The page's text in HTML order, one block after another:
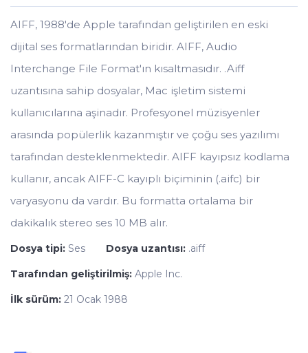
AIFF, 1988'de Apple tarafından geliştirilen en eski
dijital ses formatlarından biridir. AIFF, Audio
Interchange File Format'ın kısaltmasıdır. .Aiff
uzantısına sahip dosyalar, Mac işletim sistemi
kullanıcılarına aşinadır. Profesyonel müzisyenler
arasında popülerlik kazanmıştır ve çoğu ses yazılımı
tarafından desteklenmektedir. AIFF kayıpsız kodlama
kullanır, ancak AIFF-C kayıplı biçiminin (.aifc) bir
varyasyonu da vardır. Bu formatta ortalama bir
dakikalık stereo ses 10 MB alır.
Dosya tipi: Ses Dosya uzantısı: .aiff
Tarafından geliştirilmiş: Apple Inc.
İlk sürüm: 21 Ocak 1988